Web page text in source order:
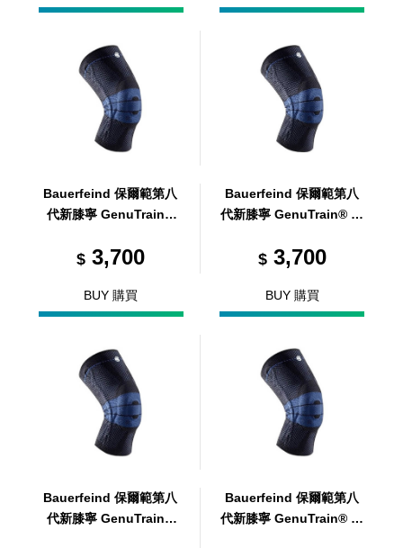
Bauerfeind 保爾範第八
代新膝寧 GenuTrain®
$3,700
BUY 購買
Bauerfeind 保爾範第八
代新膝寧 GenuTrain® 黑
$3,700
BUY 購買
Bauerfeind 保爾範第八
代新膝寧 GenuTrain®
Bauerfeind 保爾範第八
代新膝寧 GenuTrain® 黑